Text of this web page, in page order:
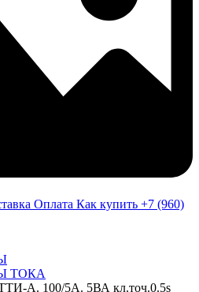
Оплата Как купить +7 (960)
ТОКА
А. 100/5А. 5ВА кл.точ.0.5s